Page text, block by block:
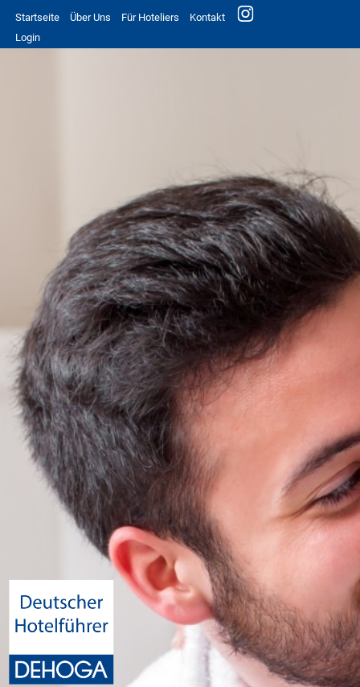
Startseite Über Uns Für Hoteliers
Kontakt
Login